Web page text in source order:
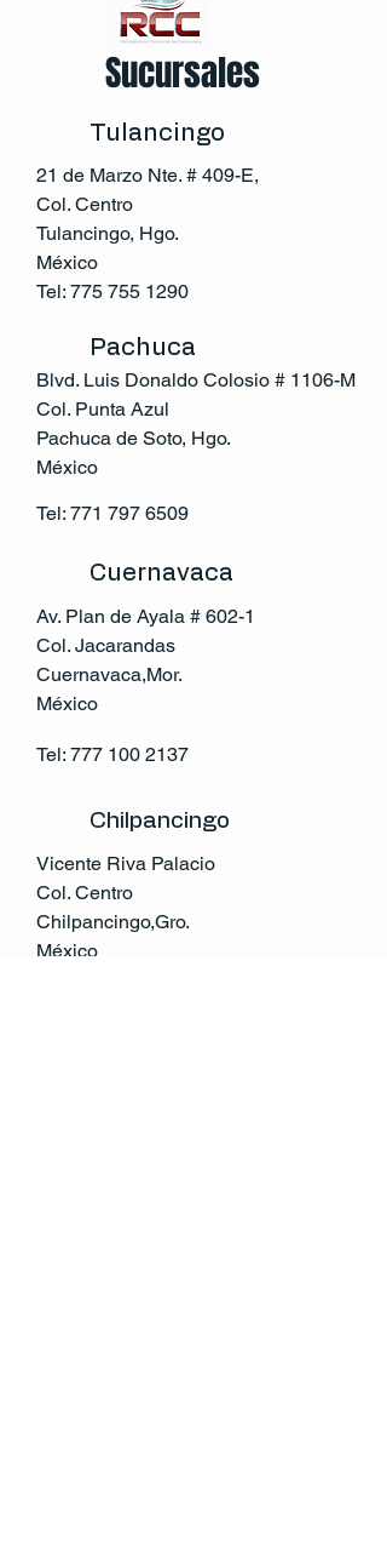
Sucursales
Tulancingo
21 de Marzo Nte. # 409-E,
Col. Centro
Tulancingo, Hgo.
México
Tel: 775 755 1290
Pachuca
Blvd. Luis Donaldo Colosio # 1106-M
Col. Punta Azul
Pachuca de Soto, Hgo.
México
Tel: 771 797 6509
Cuernavaca
Av. Plan de Ayala # 602-1
Col. Jacarandas
Cuernavaca,Mor.
México
Tel: 777 100 2137
Chilpancingo
Vicente Riva Palacio
Col. Centro
Chilpancingo,Gro.
México